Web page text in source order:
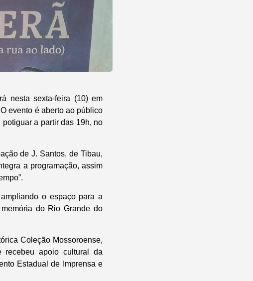
nesta sexta-feira (10) em
evento é aberto ao público
a partir das 19h, no
de J. Santos, de Tibau,
a programação, assim
o espaço para a
do Rio Grande do
Coleção Mossoroense,
recebeu apoio cultural da
Estadual de Imprensa e